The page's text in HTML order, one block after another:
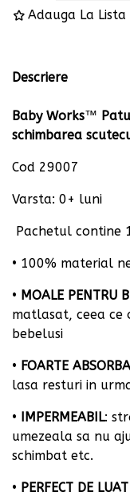
Adauga La
Descriere
Baby Works™
schimbarea
Cod 29007
Varsta: 0+ luni
Pachetul contine
• 100% material
• MOALE PENTRU
matlasat, ceea
bebelusi
• FOARTE
lasa resturi in
• IMPERMEABIL:
umezeala sa nu
schimbat etc.
• PERFECT DE